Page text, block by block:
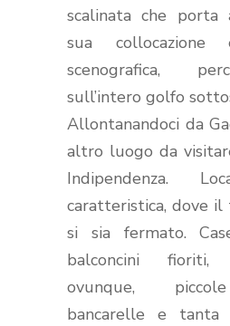
scalinata che porta
sua collocazione
scenografica,
sull’intero golfo
Allontanandoci da
altro luogo da
Indipendenza.
caratteristica, dove il
si sia fermato.
balconcini
ovunque,
bancarelle e tanta